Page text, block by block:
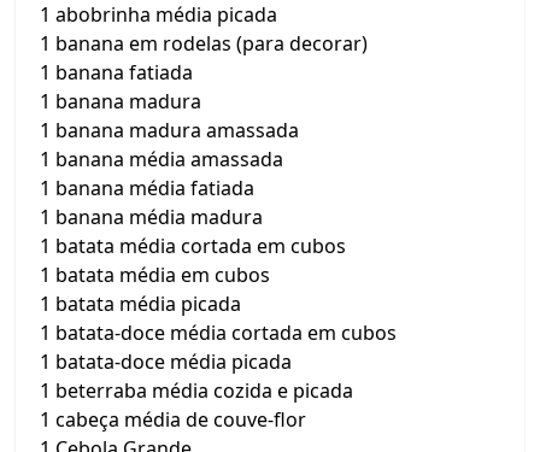
1 abobrinha média picada
1 banana em rodelas (para decorar)
1 banana fatiada
1 banana madura
1 banana madura amassada
1 banana média amassada
1 banana média fatiada
1 banana média madura
1 batata média cortada em cubos
1 batata média em cubos
1 batata média picada
1 batata-doce média cortada em cubos
1 batata-doce média picada
1 beterraba média cozida e picada
1 cabeça média de couve-flor